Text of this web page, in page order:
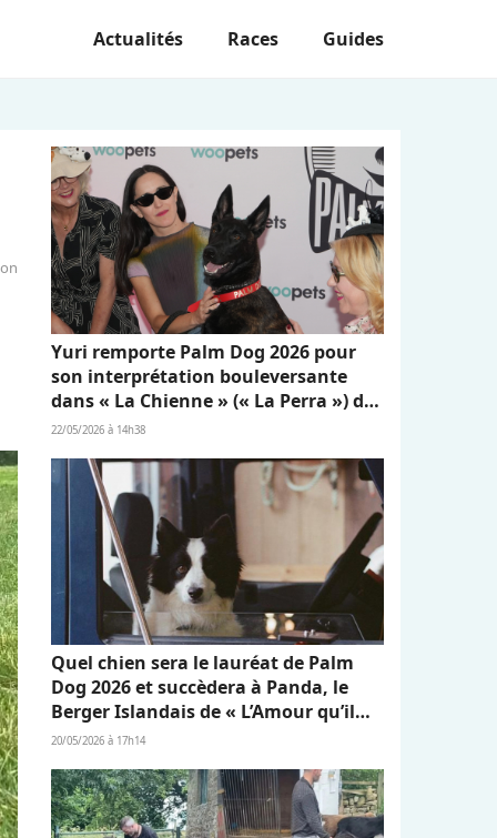
Actualités Races Guides
Yuri remporte Palm Dog 2026 pour
son interprétation bouleversante
dans « La Chienne » (« La Perra ») de
Dominga Sotomayor
22/05/2026 à 14h38
Quel chien sera le lauréat de Palm
Dog 2026 et succèdera à Panda, le
Berger Islandais de « L’Amour qu’il
nous reste » ?
20/05/2026 à 17h14